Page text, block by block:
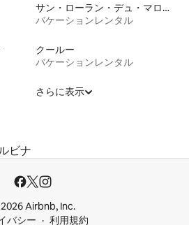
サン・ローラン・デュ・マロニ
バケーションレンタル
クールー
バケーションレンタル
さらに表示
ビナ
Airbnb, Inc.
バシー
利用規約